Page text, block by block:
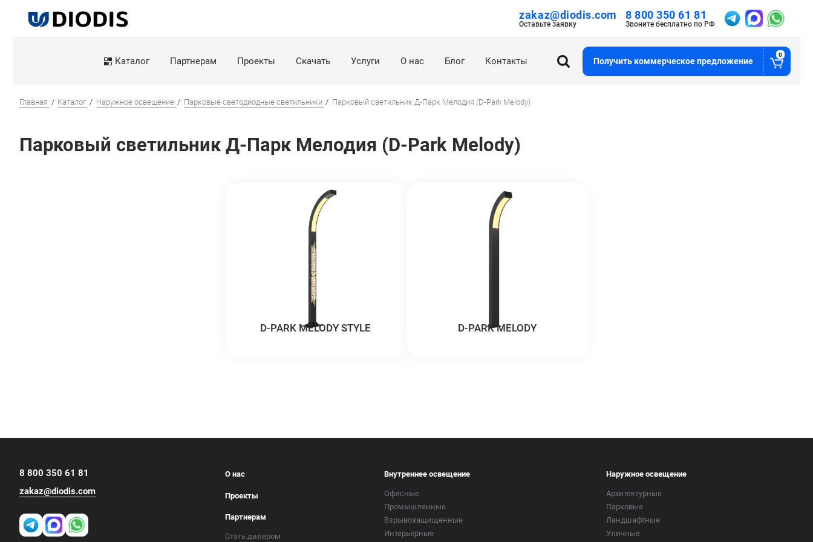
zakaz@diodis.com
Оставьте заявку
8 800 350 61 81
Звоните бесплатно по РФ
Каталог Партнерам Проекты Скачать Услуги О нас Блог Контакты Получить коммерческое предложение
0
Главная Каталог Наружное освещение Парковые светодиодные светильники Парковый светильник Д-Парк Мелодия (D-Park Melody)
Парковый светильник Д-Парк Мелодия (D-Park Melody)
D-PARK MELODY STYLE D-PARK MELODY
8 800 350 61 81
zakaz@diodis.com
О нас
Проекты
Партнерам
Стать дилером
Внутреннее освещение
Офисные
Промышленные
Взрывозащищенные
Интерьерные
Наружное освещение
Архитектурные
Парковые
Ландшафтные
Уличные